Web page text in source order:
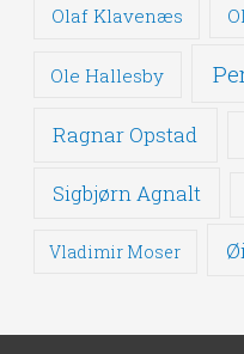
Olaf Klavenæs
Ole Hallesby
Ragnar Opstad
Sigbjørn Agnalt
Vladimir Moser